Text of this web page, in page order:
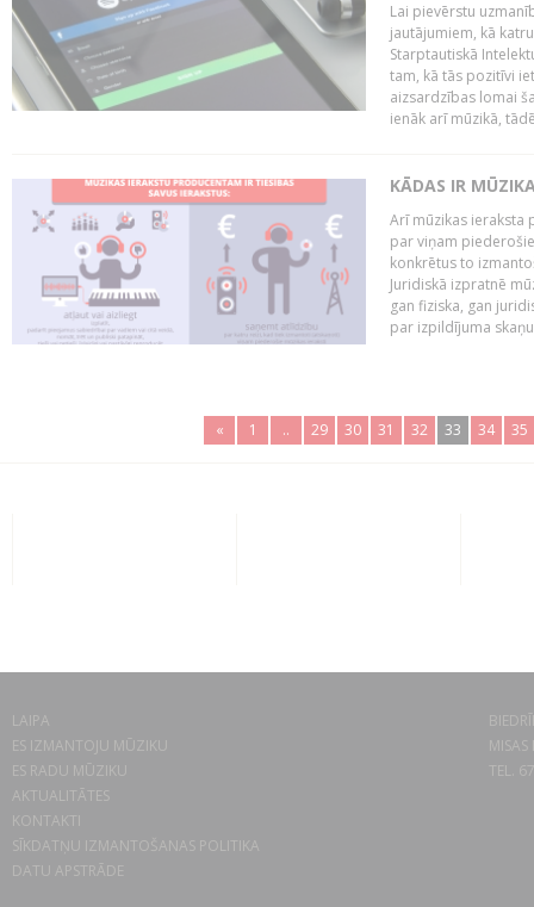
Lai pievērstu
jautājumiem, kā
Starptautiskā
tam, kā tās pozitīvi
aizsardzības lomai
ienāk arī mūzikā,
KĀDAS IR
Arī mūzikas ieraksta
par viņam
konkrētus to
Juridiskā izpratnē
gan fiziska, gan
par izpildījuma
« 1 .. 29 30 31 32 33 34 35
LAIPA
ES IZMANTOJU MŪZIKU
ES RADU MŪZIKU
AKTUALITĀTES
KONTAKTI
SĪKDATŅU IZMANTOŠANAS POLITIKA
DATU APSTRĀDE
TEL.